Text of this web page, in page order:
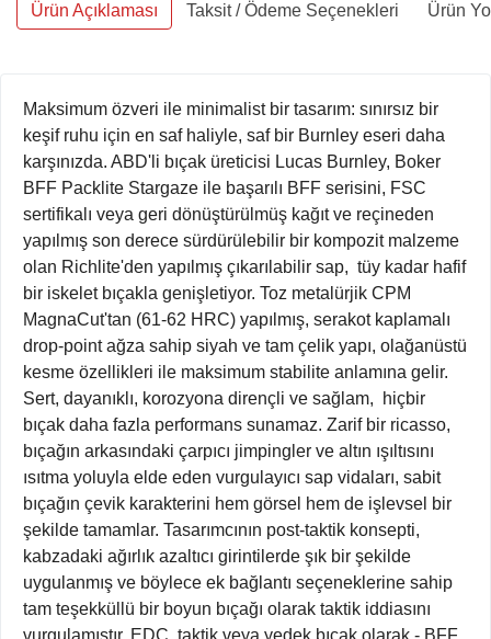
Ürün Açıklaması Taksit / Ödeme Seçenekleri Ürün
Maksimum özveri ile minimalist bir tasarım: sınırsız bir
keşif ruhu için en saf haliyle, saf bir Burnley eseri daha
karşınızda. ABD'li bıçak üreticisi Lucas Burnley, Boker
BFF Packlite Stargaze ile başarılı BFF serisini, FSC
sertifikalı veya geri dönüştürülmüş kağıt ve reçineden
yapılmış son derece sürdürülebilir bir kompozit malzeme
olan Richlite'den yapılmış çıkarılabilir sap, tüy kadar hafif
bir iskelet bıçakla genişletiyor. Toz metalürjik CPM
MagnaCut'tan (61-62 HRC) yapılmış, serakot kaplamalı
drop-point ağza sahip siyah ve tam çelik yapı, olağanüstü
kesme özellikleri ile maksimum stabilite anlamına gelir.
Sert, dayanıklı, korozyona dirençli ve sağlam, hiçbir
bıçak daha fazla performans sunamaz. Zarif bir ricasso,
bıçağın arkasındaki çarpıcı jimpingler ve altın ışıltısını
ısıtma yoluyla elde eden vurgulayıcı sap vidaları, sabit
bıçağın çevik karakterini hem görsel hem de işlevsel bir
şekilde tamamlar. Tasarımcının post-taktik konsepti,
kabzadaki ağırlık azaltıcı girintilerde şık bir şekilde
uygulanmış ve böylece ek bağlantı seçeneklerine sahip
tam teşekküllü bir boyun bıçağı olarak taktik iddiasını